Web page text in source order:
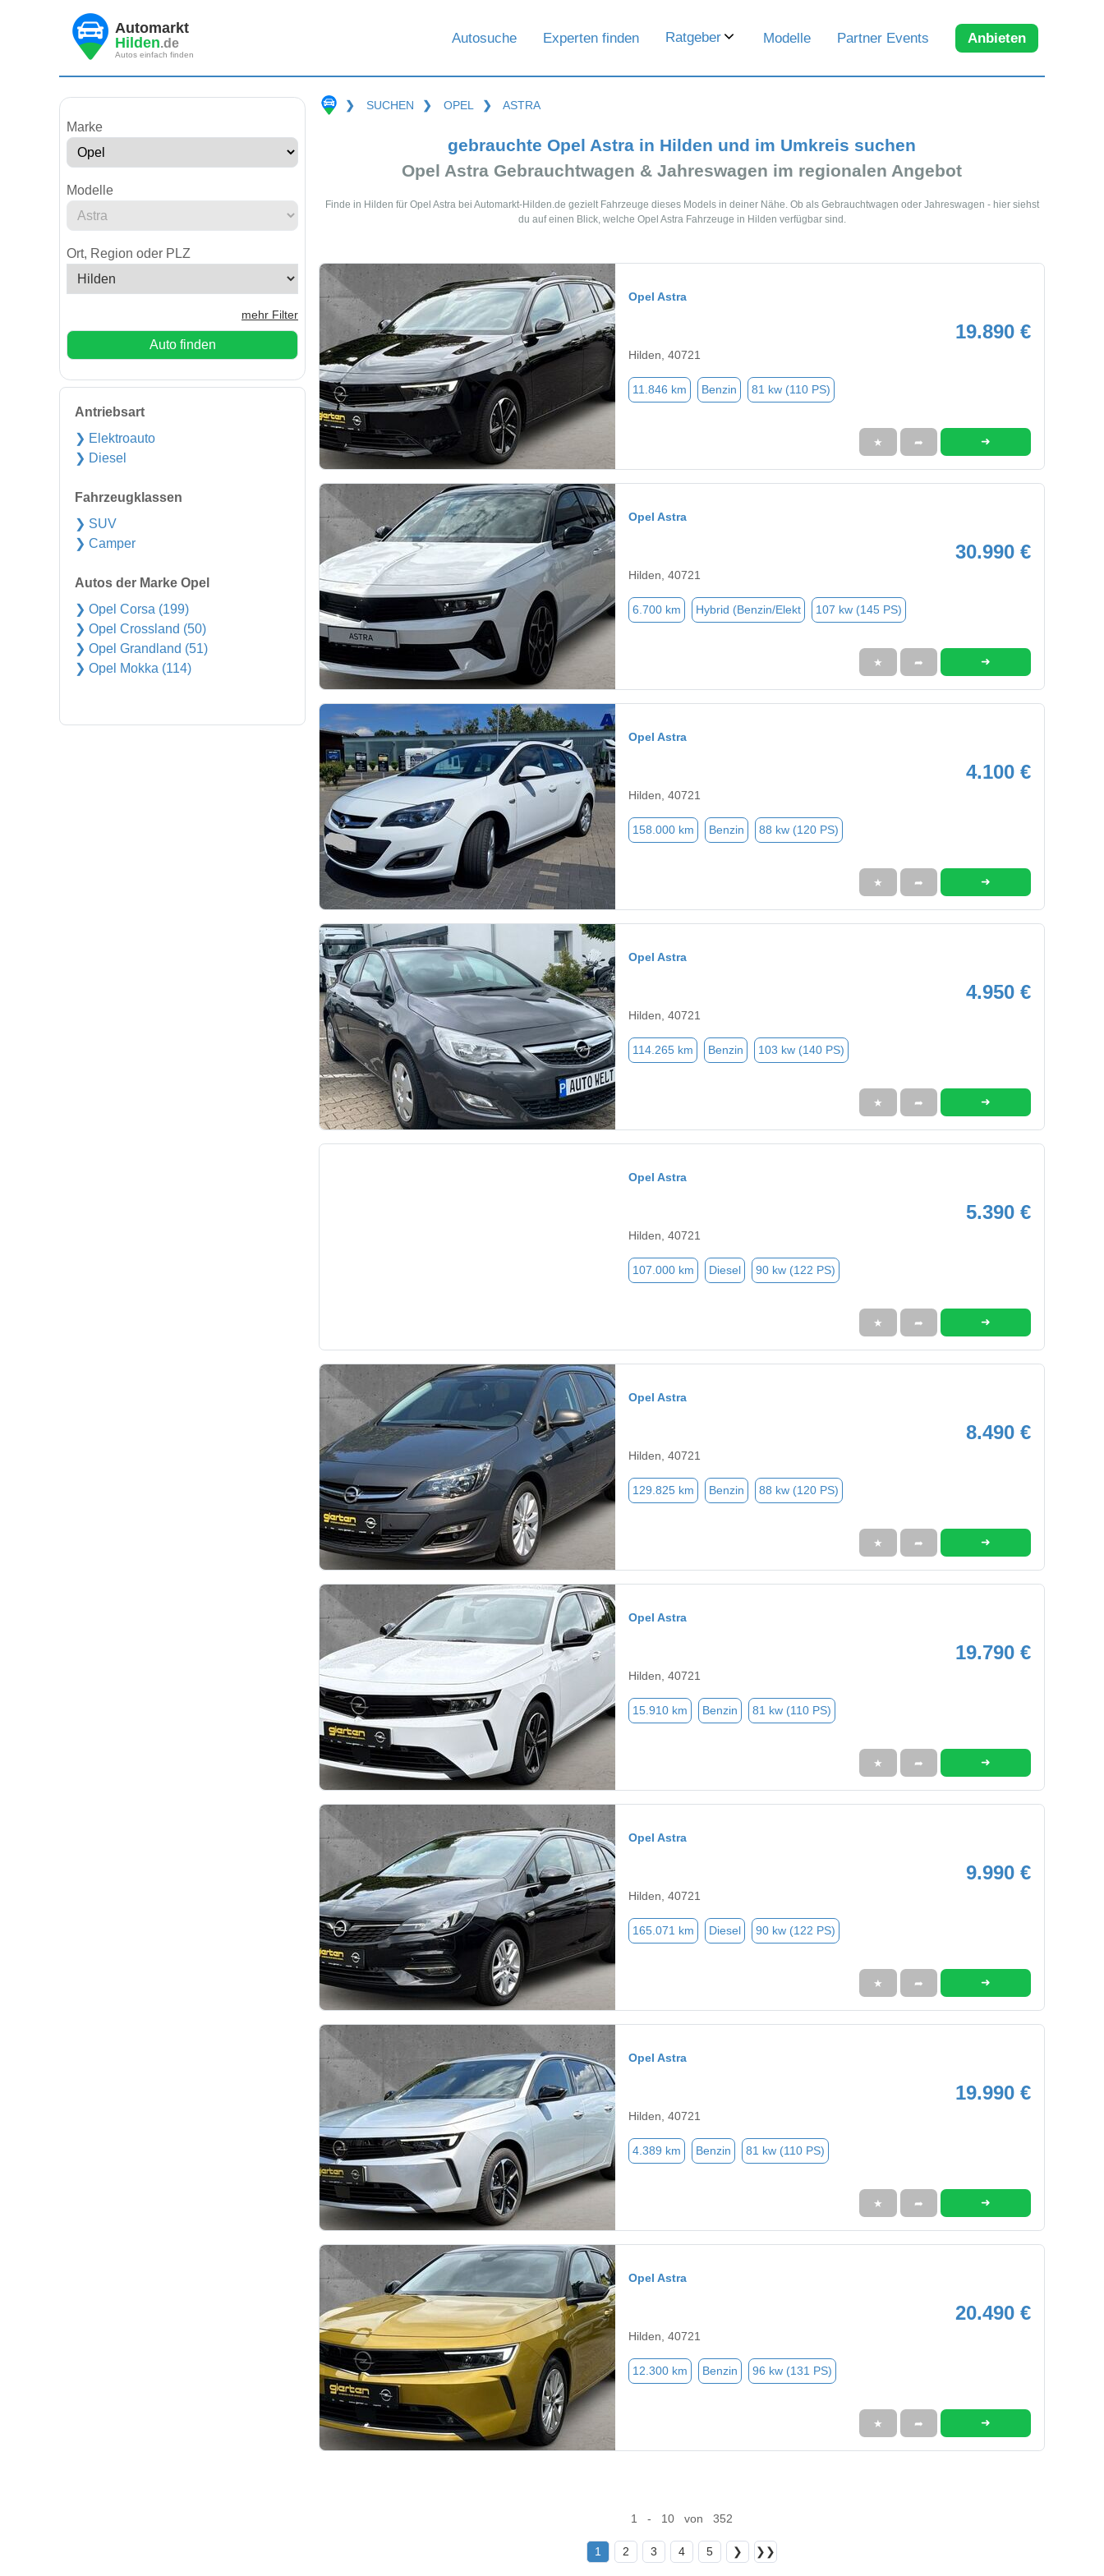
Automarkt
Hilden.de
Autos einfach finden
Autosuche Experten finden Ratgeber Modelle Partner Events Anbieten
Marke
Modelle
Ort, Region oder PLZ
mehr Filter
Auto finden
Antriebsart
❯ Elektroauto
❯ Diesel
Fahrzeugklassen
❯ SUV
❯ Camper
Autos der Marke Opel
❯ Opel Corsa (199)
❯ Opel Crossland (50)
❯ Opel Grandland (51)
❯ Opel Mokka (114)
❯ SUCHEN ❯ OPEL ❯ ASTRA
gebrauchte Opel Astra in Hilden und im Umkreis suchen
Opel Astra Gebrauchtwagen & Jahreswagen im regionalen Angebot
Finde in Hilden für Opel Astra bei Automarkt-Hilden.de gezielt Fahrzeuge dieses Models in deiner Nähe. Ob als Gebrauchtwagen oder Jahreswagen - hier siehst
du auf einen Blick, welche Opel Astra Fahrzeuge in Hilden verfügbar sind.
Opel Astra
19.890 €
Hilden, 40721
11.846 km Benzin 81 kw (110 PS)
★ ➦ ➜
Opel Astra
30.990 €
Hilden, 40721
6.700 km Hybrid (Benzin/Elekt 107 kw (145 PS)
★ ➦ ➜
Opel Astra
4.100 €
Hilden, 40721
158.000 km Benzin 88 kw (120 PS)
★ ➦ ➜
Opel Astra
4.950 €
Hilden, 40721
114.265 km Benzin 103 kw (140 PS)
★ ➦ ➜
Opel Astra
5.390 €
Hilden, 40721
107.000 km Diesel 90 kw (122 PS)
★ ➦ ➜
Opel Astra
8.490 €
Hilden, 40721
129.825 km Benzin 88 kw (120 PS)
★ ➦ ➜
Opel Astra
19.790 €
Hilden, 40721
15.910 km Benzin 81 kw (110 PS)
★ ➦ ➜
Opel Astra
9.990 €
Hilden, 40721
165.071 km Diesel 90 kw (122 PS)
★ ➦ ➜
Opel Astra
19.990 €
Hilden, 40721
4.389 km Benzin 81 kw (110 PS)
★ ➦ ➜
Opel Astra
20.490 €
Hilden, 40721
12.300 km Benzin 96 kw (131 PS)
★ ➦ ➜
1 - 10 von 352
1 2 3 4 5 ❯ ❯❯